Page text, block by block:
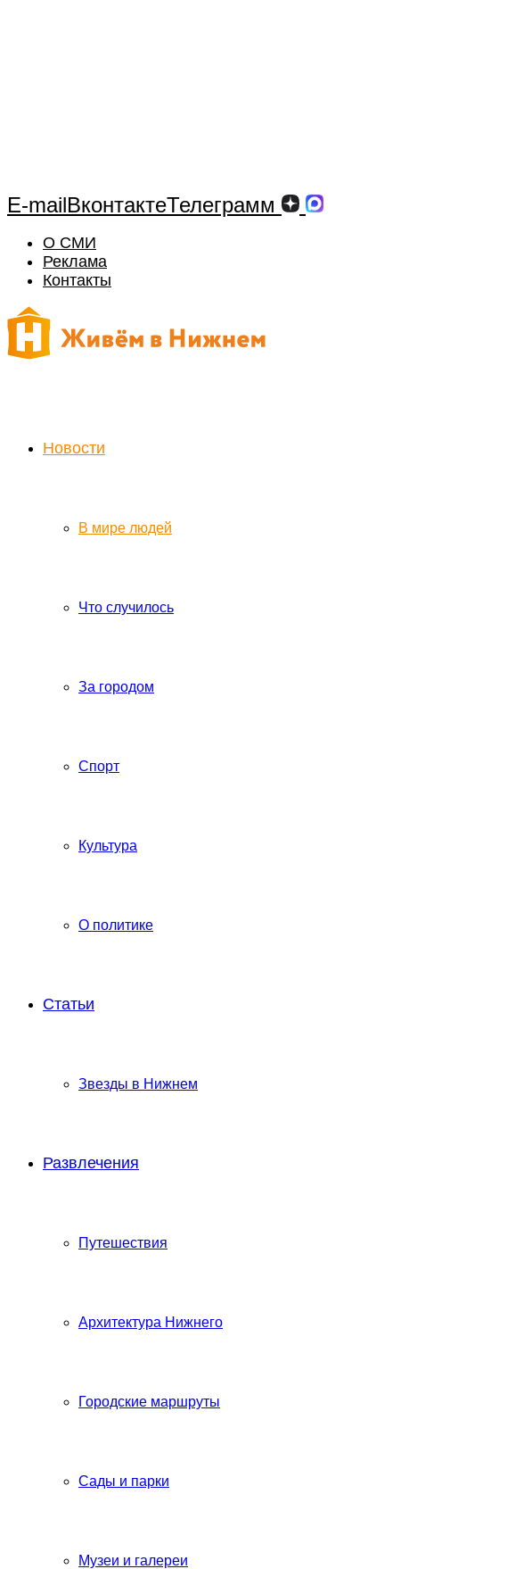
E-mailВконтактеТелеграмм
О СМИ
Реклама
Контакты
Новости
В мире людей
Что случилось
За городом
Спорт
Культура
О политике
Статьи
Звезды в Нижнем
Развлечения
Путешествия
Архитектура Нижнего
Городские маршруты
Сады и парки
Музеи и галереи